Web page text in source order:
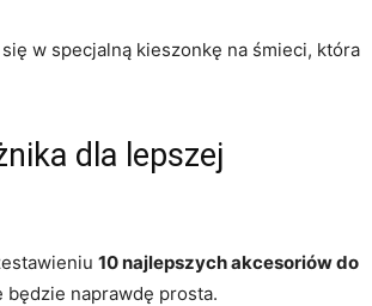
w specjalną⁢ kieszonkę na‌ śmieci, która
dla ‌lepszej
10⁢ najlepszych⁢ akcesoriów do
naprawdę prosta.